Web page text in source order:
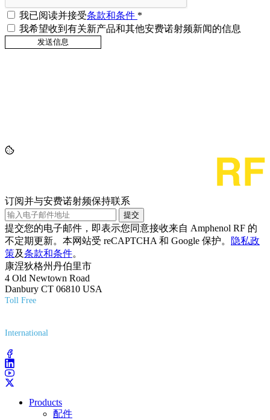
我已阅读并接受条款和条件 *
我希望收到有关新产品和其他安费诺射频新闻的信息
订阅并与安费诺射频保持联系
提交
提交您的电子邮件，即表示您同意接收来自 Amphenol RF 的
不定期更新。本网站受 reCAPTCHA 和 Google 保护。
隐私政
策及条款和条件。
康涅狄格州丹伯里市
4 Old Newtown Road
Danbury CT 06810 USA
Toll Free
International
Products
配件